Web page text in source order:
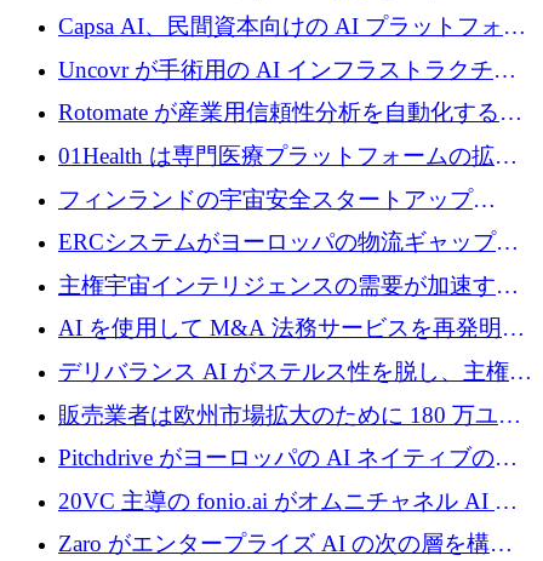
ブ ロボティクス プラットフォームを拡張する
ためにシリーズ C で最大 14 億ドルを確保
Capsa AI、民間資本向けの AI プラットフォー
ムを拡大するために 1,800 万ドルを調達
Uncovr が手術用の AI インフラストラクチャ
を構築するために 700 万ドルを調達
Rotomate が産業用信頼性分析を自動化するた
めに 210 万ユーロを調達
01Health は専門医療プラットフォームの拡大
に 1,500 万ドルを確保
フィンランドの宇宙安全スタートアップ
Aavuus が、スペースデブリ追跡に取り組むプ
レシード資金を獲得
ERCシステムがヨーロッパの物流ギャップを
埋めるために設計された重量物運搬用eVTOL
であるVictorを発表
主権宇宙インテリジェンスの需要が加速する
中、ICEYEは評価額100億ユーロ以上で4億
AI を使用して M&A 法務サービスを再発明す
るために 110 万ユーロを適切に確保
デリバランス AI がステルス性を脱し、主権の
あるエンタープライズ AI を強化
販売業者は欧州市場拡大のために 180 万ユー
ロを確保
Pitchdrive がヨーロッパの AI ネイティブの創
業者を支援するために 6,000 万ユーロを調達
20VC 主導の fonio.ai がオムニチャネル AI プ
ラットフォームのために 1,700 万ドルを調達
Zaro がエンタープライズ AI の次の層を構築